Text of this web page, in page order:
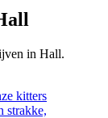
in Hall.
kitters
strakke,